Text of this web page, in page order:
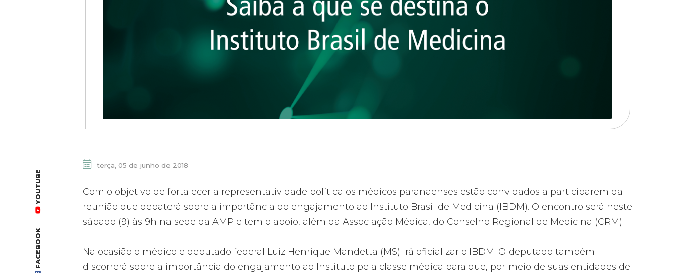
FACEBOOK
YOUTUBE
terça, 05 de junho de 2018
Com o objetivo de fortalecer a representatividade política os médicos paranaenses estão convidados a participarem da
reunião que debaterá sobre a importância do engajamento ao Instituto Brasil de Medicina (IBDM). O encontro será neste
sábado (9) às 9h na sede da AMP e tem o apoio, além da Associação Médica, do Conselho Regional de Medicina (CRM).
Na ocasião o médico e deputado federal Luiz Henrique Mandetta (MS) irá oficializar o IBDM. O deputado também
discorrerá sobre a importância do engajamento ao Instituto pela classe médica para que, por meio de suas entidades de